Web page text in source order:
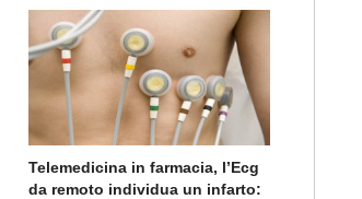
Telemedicina in farmacia, l’Ecg
da remoto individua un infarto: